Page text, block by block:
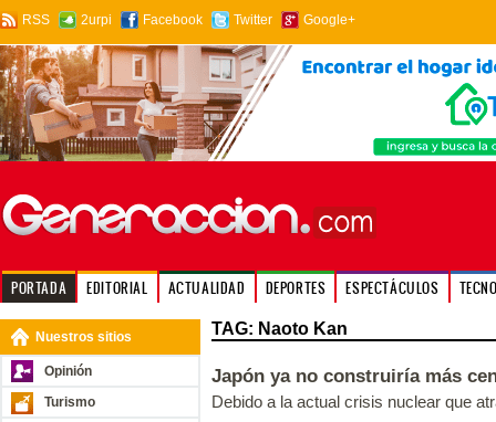
RSS 2urpi Facebook Twitter Google+
PORTADA EDITORIAL ACTUALIDAD DEPORTES ESPECTÁCULOS
Nuestros sitios
Opinión
Turismo
TAG: Naoto Kan
Japón ya no construiría más
Debido a la actual crisis nuclear que